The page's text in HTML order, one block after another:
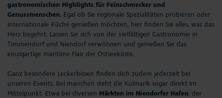
gastronomischen Highlights für Feinschmecker und
Genussmenschen. Egal ob Sie regionale Spezialitäten probieren oder
internationale Küche genießen möchten, hier finden Sie alles, was das
Herz begehrt. Lassen Sie sich von der vielfältigen Gastronomie in
Timmendorf und Niendorf verwöhnen und genießen Sie das
einzigartige maritime Flair der Ostseeküste.
Ganz besondere Leckerbissen finden dich zudem jederzeit bei
unseren Events. Bei manchen steht die Kulinarik sogar direkt im
Mittelpunkt. Etwa bei diversen Märkten im Niendorfer Hafen, der